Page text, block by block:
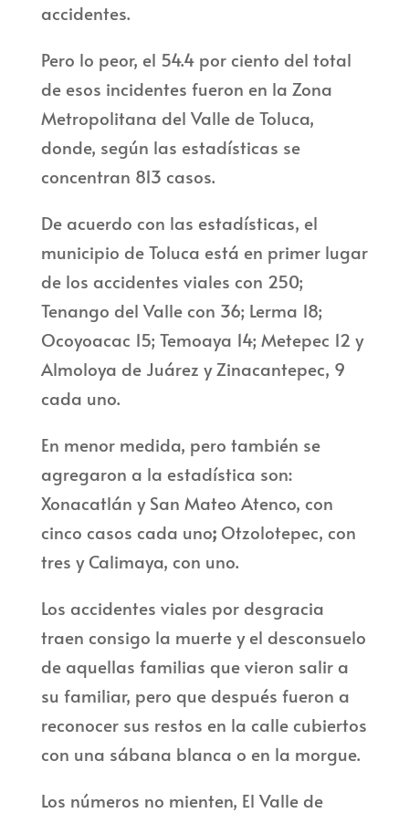
accidentes.
Pero lo peor, el 54.4 por ciento del total
de esos incidentes fueron en la Zona
Metropolitana del Valle de Toluca,
donde, según las estadísticas se
concentran 813 casos.
De acuerdo con las estadísticas, el
municipio de Toluca está en primer lugar
de los accidentes viales con 250;
Tenango del Valle con 36; Lerma 18;
Ocoyoacac 15; Temoaya 14; Metepec 12 y
Almoloya de Juárez y Zinacantepec, 9
cada uno.
En menor medida, pero también se
agregaron a la estadística son:
Xonacatlán y San Mateo Atenco, con
cinco casos cada uno;Otzolotepec, con
tres y Calimaya, con uno.
Los accidentes viales por desgracia
traen consigo la muerte y el desconsuelo
de aquellas familias que vieron salir a
su familiar, pero que después fueron a
reconocer sus restos en la calle cubiertos
con una sábana blanca o en la morgue.
Los números no mienten, El Valle de